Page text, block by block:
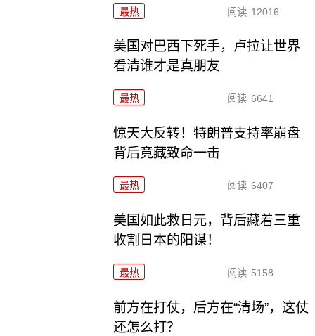
最热 阅读 12016
美国对巴西下死手，卢拉让世界
看清谁才是真朋友
最热 阅读 6641
惊天大反转！特朗普支持率崩盘
背后竟藏致命一击
最热 阅读 6407
美国如此救日元，背后藏着三重
收割日本的阳谋！
最热 阅读 5158
前方在打仗，后方在“清场”，这仗
还怎么打？